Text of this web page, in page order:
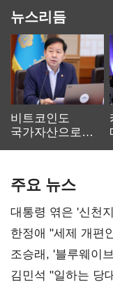
뉴스리듬
비트코인도
국가자산으로…'
주요 뉴스
대통령 엮은 '신천
한정애 "세제 개편
조승래, '블루웨이
통감"
김민석 "일하는 당